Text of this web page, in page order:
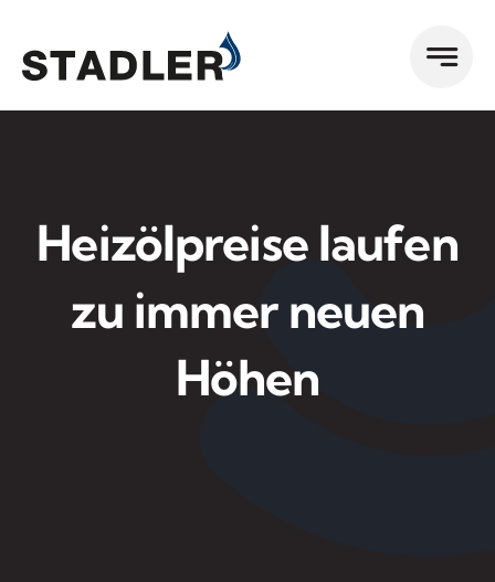
Inhalt
springen
Heizölpreise laufen
zu immer neuen
Höhen